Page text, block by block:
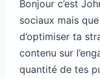
Bonjour c’est
sociaux mais
d’optimiser ta
contenu sur
quantité de tes